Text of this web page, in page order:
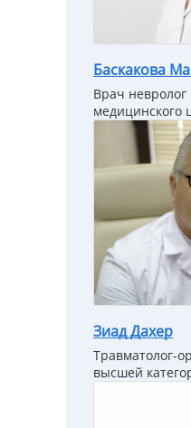
Баскакова
Врач
Зиад Дахер
Травматолог-
высшей